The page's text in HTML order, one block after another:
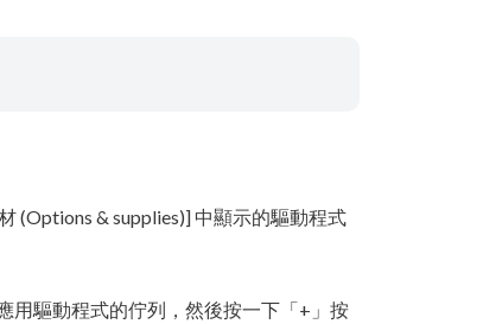
(Options & supplies)] 中顯示的驅動程式
用驅動程式的佇列，然後按一下「+」按